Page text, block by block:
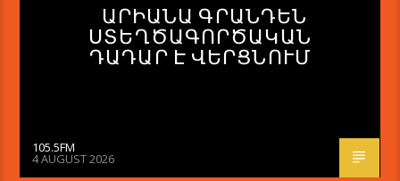
ԱՐԻԱՆԱ ԳՐԱՆԴԵՆ
ՍՏԵՂԾԱԳՈՐԾԱԿԱՆ
ԴԱԴԱՐ Է ՎԵՐՑՆՈՒՄ
105.5FM
4 AUGUST 2026